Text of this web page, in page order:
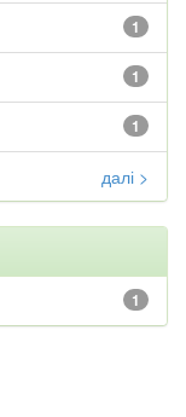
1
1
1
далі >
1